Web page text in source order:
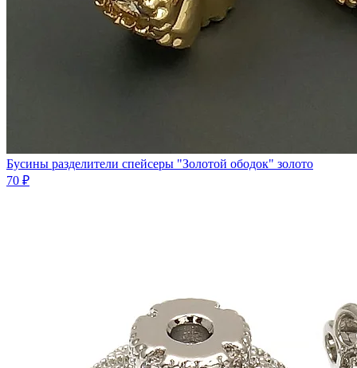
Бусины разделители спейсеры "Золотой ободок" золото
70 ₽